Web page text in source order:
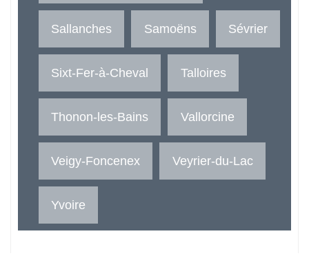
Sallanches Samoëns Sévrier
Sixt-Fer-à-Cheval Talloires
Thonon-les-Bains Vallorcine
Veigy-Foncenex Veyrier-du-Lac
Yvoire